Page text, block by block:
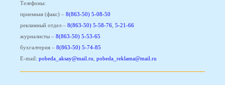
Телефоны:
приемная (факс) – 8(863-50) 5-08-50
рекламный отдел – 8(863-50) 5-58-76, 5-21-66
журналисты – 8(863-50) 5-53-65
бухгалтерия – 8(863-50) 5-74-85
E-mail: pobeda_aksay@mail.ru, pobeda_reklama@mail.ru